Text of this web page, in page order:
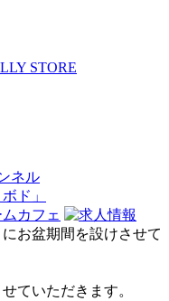
STORE
お盆期間を設けさせて
ていただきます。